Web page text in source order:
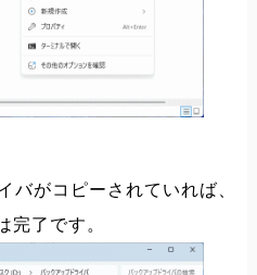
バがコピーされていれば、
完了です。